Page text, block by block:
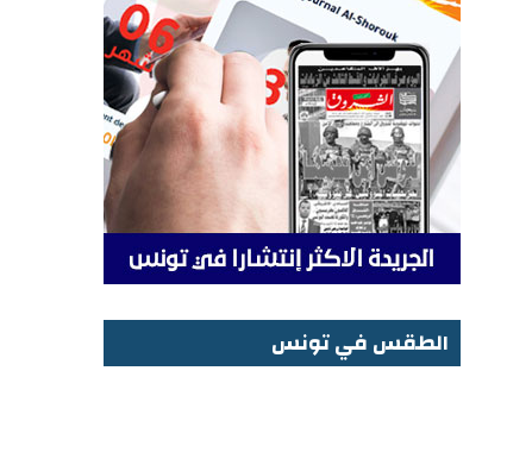
الطقس في تونس